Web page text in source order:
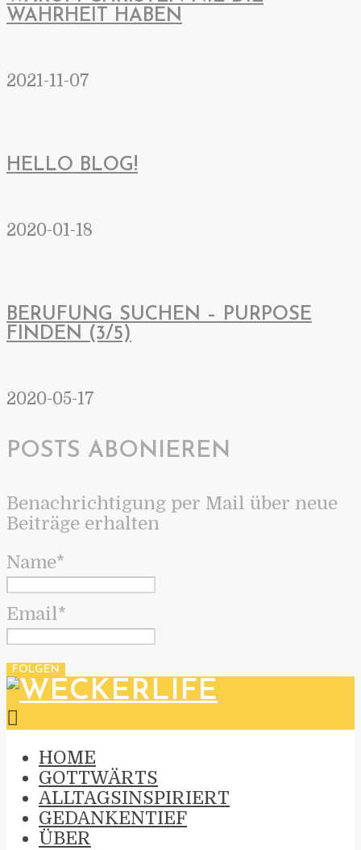
WAHRHEIT HABEN
2021-11-07
HELLO BLOG!
2020-01-18
BERUFUNG SUCHEN – PURPOSE
FINDEN (3/5)
2020-05-17
POSTS ABONIEREN
Benachrichtigung per Mail über neue
Beiträge erhalten
Name*
Email*
HOME
GOTTWÄRTS
ALLTAGSINSPIRIERT
GEDANKENTIEF
ÜBER